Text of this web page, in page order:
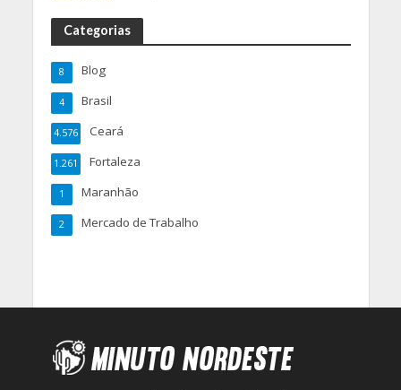
Categorias
Blog
8
Brasil
4
Ceará
4.576
Fortaleza
1.261
Maranhão
1
Mercado de Trabalho
2